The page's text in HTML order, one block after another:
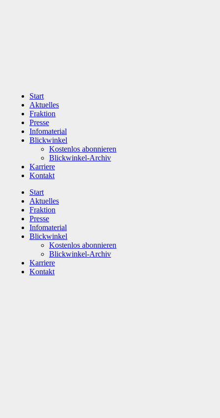
Start
Aktuelles
Fraktion
Presse
Infomaterial
Blickwinkel
Kostenlos abonnieren
Blickwinkel-Archiv
Karriere
Kontakt
Start
Aktuelles
Fraktion
Presse
Infomaterial
Blickwinkel
Kostenlos abonnieren
Blickwinkel-Archiv
Karriere
Kontakt